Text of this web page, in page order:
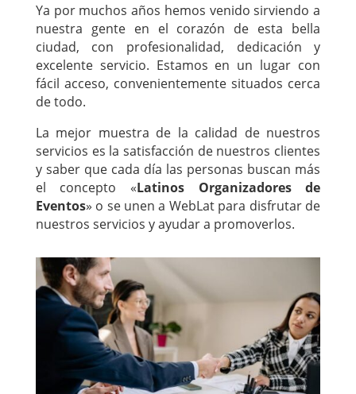
Ya por muchos años hemos venido sirviendo a
nuestra gente en el corazón de esta bella
ciudad, con profesionalidad, dedicación y
excelente servicio. Estamos en un lugar con
fácil acceso, convenientemente situados cerca
de todo.
La mejor muestra de la calidad de nuestros
servicios es la satisfacción de nuestros clientes
y saber que cada día las personas buscan más
el concepto «Latinos Organizadores de
Eventos» o se unen a WebLat para disfrutar de
nuestros servicios y ayudar a promoverlos.